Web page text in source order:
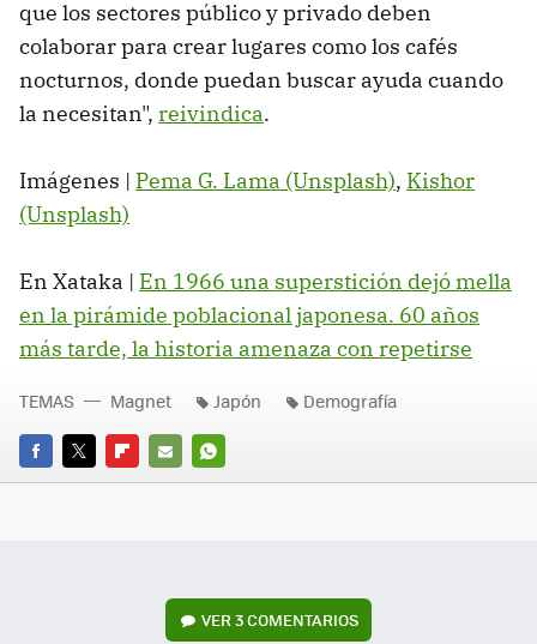
que los sectores público y privado deben
colaborar para crear lugares como los cafés
nocturnos, donde puedan buscar ayuda cuando
la necesitan", reivindica.
Imágenes | Pema G. Lama (Unsplash), Kishor
(Unsplash)
En Xataka | En 1966 una superstición dejó mella
en la pirámide poblacional japonesa. 60 años
más tarde, la historia amenaza con repetirse
FACEBOOK
TWITTERFLIPBOARD
E-
WHATSAPP
TEMAS Magnet Japón Demografía
VER3 COMENTARIOS